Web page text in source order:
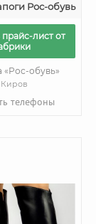
Рос-обувь
лист от
обувь»
Киров
телефоны